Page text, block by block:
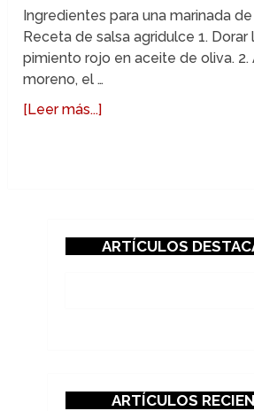
Ingredientes para una marinada
Receta de salsa agridulce 1.
pimiento rojo en aceite de oliva. 2.
moreno, el …
[Leer más...]
ARTÍCULOS
ARTÍCULOS